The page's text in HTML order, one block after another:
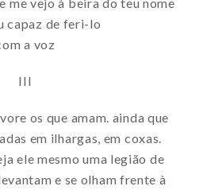
capaz de feri-lo
a voz
III
os que amam. ainda que
em ilhargas, em coxas.
ele mesmo uma legião de
e se olham frente à